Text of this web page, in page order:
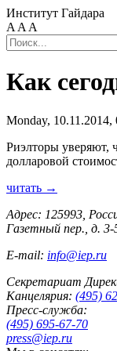
Институт Гайдара
A A A
Как
Monday, 10.11.2014,
Риэлторы уверяют,
долларовой
читать →
Адрес: 125993,
Газетный пер., д. 3-
E-mail: info@iep.ru
Секретариат
Канцелярия: (495)
Пресс-служба:
(495) 695-67-70
press@iep.ru